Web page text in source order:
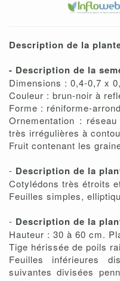
Description de la
- Description de la
Dimensions : 0,4-0,7 x
Couleur : brun-noir à
Forme : réniforme-
Ornementation :
très irrégulières à
Fruit contenant les
- Description de la
Cotylédons très étroits
Feuilles simples,
- Description de la
Hauteur : 30 à 60 cm.
Tige hérissée de poils
Feuilles inférieures
suivantes divisées